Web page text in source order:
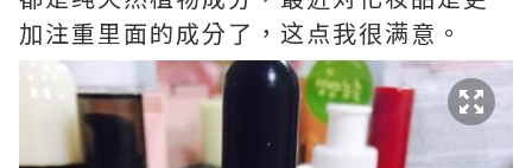
加注重里面的成分了，这点我很满意。